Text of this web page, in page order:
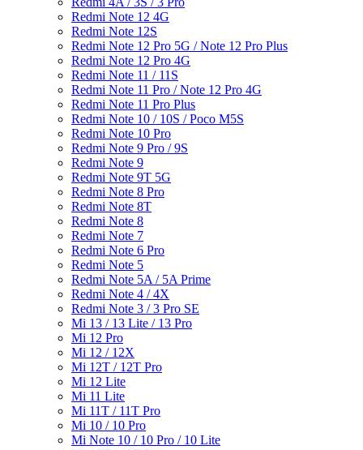
Redmi Note 12 4G
Redmi Note 12S
Redmi Note 12 Pro 5G / Note 12 Pro Plus
Redmi Note 12 Pro 4G
Redmi Note 11 / 11S
Redmi Note 11 Pro / Note 12 Pro 4G
Redmi Note 11 Pro Plus
Redmi Note 10 / 10S / Poco M5S
Redmi Note 10 Pro
Redmi Note 9 Pro / 9S
Redmi Note 9
Redmi Note 9T 5G
Redmi Note 8 Pro
Redmi Note 8T
Redmi Note 8
Redmi Note 7
Redmi Note 6 Pro
Redmi Note 5
Redmi Note 5A / 5A Prime
Redmi Note 4 / 4X
Redmi Note 3 / 3 Pro SE
Mi 13 / 13 Lite / 13 Pro
Mi 12 Pro
Mi 12 / 12X
Mi 12T / 12T Pro
Mi 12 Lite
Mi 11 Lite
Mi 11T / 11T Pro
Mi 10 / 10 Pro
Mi Note 10 / 10 Pro / 10 Lite